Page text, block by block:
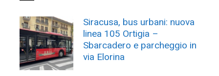
Siracusa, bus urbani: nuova
linea 105 Ortigia –
Sbarcadero e parcheggio in
via Elorina